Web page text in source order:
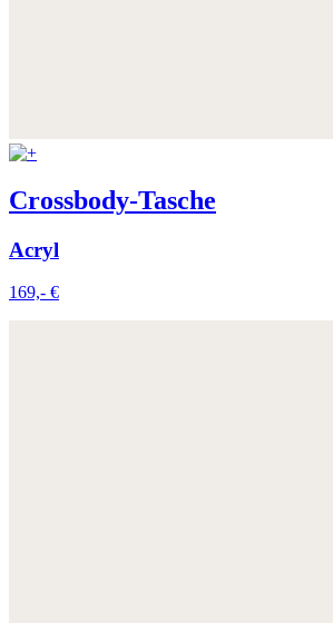
Crossbody-Tasche
Acryl
169,- €